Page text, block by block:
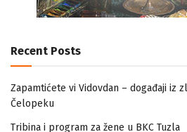
Recent Posts
Zapamtićete vi Vidovdan – događaji iz
Čelopeku
Tribina i program za žene u BKC Tuzla